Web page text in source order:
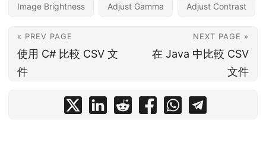
Image Brightness Adjust Gamma Adjust Contrast
« PREV PAGE
使用 C# 比較 CSV 文
件
NEXT PAGE »
在 Java 中比較 CSV
文件